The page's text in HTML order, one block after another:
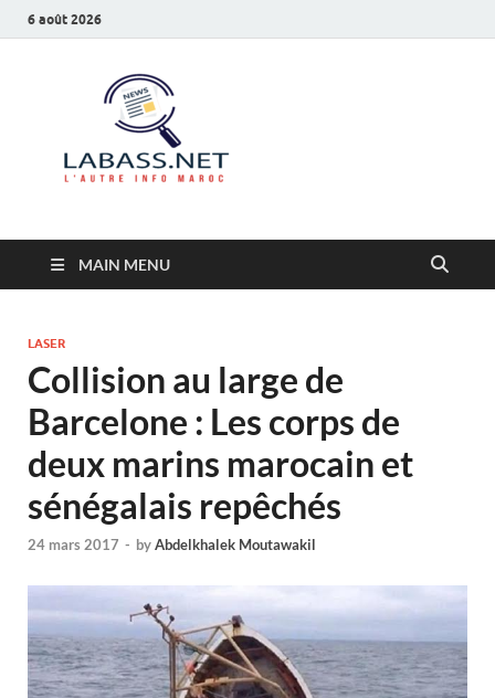
6 août 2026
MAIN MENU
LASER
Collision au large de
Barcelone : Les corps de
deux marins marocain et
sénégalais repêchés
24 mars 2017 - byAbdelkhalek Moutawakil